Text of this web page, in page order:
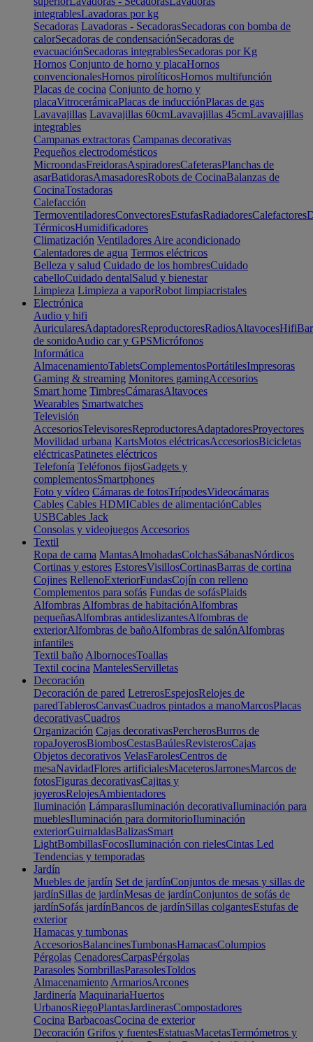
integrablesLavadoras por kg
Secadoras Lavadoras - SecadorasSecadoras con bomba de
calorSecadoras de condensaciónSecadoras de
evacuaciónSecadoras integrablesSecadoras por Kg
Hornos Conjunto de horno y placaHornos
convencionalesHornos pirolíticosHornos multifunción
Placas de cocina Conjunto de horno y
placaVitrocerámicaPlacas de inducciónPlacas de gas
Lavavajillas Lavavajillas 60cmLavavajillas 45cmLavavajillas
integrables
Campanas extractoras Campanas decorativas
Pequeños electrodomésticos
MicroondasFreidorasAspiradoresCafeterasPlanchas de
asarBatidorasAmasadoresRobots de CocinaBalanzas de
CocinaTostadoras
Calefacción
TermoventiladoresConvectoresEstufasRadiadoresCalefactores
TérmicosHumidificadores
Climatización Ventiladores Aire acondicionado
Calentadores de agua Termos eléctricos
Belleza y salud Cuidado de los hombresCuidado
cabelloCuidado dentalSalud y bienestar
Limpieza Limpieza a vaporRobot limpiacristales
Electrónica
Audio y hifi
AuricularesAdaptadoresReproductoresRadiosAltavocesHifi
de sonidoAudio car y GPSMicrófonos
Informática
AlmacenamientoTabletsComplementosPortátilesImpresoras
Gaming & streaming Monitores gamingAccesorios
Smart home TimbresCámarasAltavoces
Wearables Smartwatches
Televisión
AccesoriosTelevisoresReproductoresAdaptadoresProyectores
Movilidad urbana KartsMotos eléctricasAccesoriosBicicletas
eléctricasPatinetes eléctricos
Telefonía Teléfonos fijosGadgets y
complementosSmartphones
Foto y vídeo Cámaras de fotosTrípodesVideocámaras
Cables Cables HDMICables de alimentaciónCables
USBCables Jack
Consolas y videojuegos Accesorios
Textil
Ropa de cama MantasAlmohadasColchasSábanasNórdicos
Cortinas y estores EstoresVisillosCortinasBarras de cortina
Cojines RellenoExteriorFundasCojín con relleno
Complementos para sofás Fundas de sofásPlaids
Alfombras Alfombras de habitaciónAlfombras
pequeñasAlfombras antideslizantesAlfombras de
exteriorAlfombras de bañoAlfombras de salónAlfombras
infantiles
Textil baño AlbornocesToallas
Textil cocina MantelesServilletas
Decoración
Decoración de pared LetrerosEspejosRelojes de
paredTablerosCanvasCuadros pintados a manoMarcosPlacas
decorativasCuadros
Organización Cajas decorativasPercherosBurros de
ropaJoyerosBiombosCestasBaúlesRevisterosCajas
Objetos decorativos VelasFarolesCentros de
mesaNavidadFlores artificialesMaceterosJarronesMarcos de
fotosFiguras decorativasCajitas y
joyerosRelojesAmbientadores
Iluminación LámparasIluminación decorativaIluminación para
mueblesIluminación para dormitorioIluminación
exteriorGuirnaldasBalizasSmart
LightBombillasFocosIluminación con rielesCintas Led
Tendencias y temporadas
Jardín
Muebles de jardín Set de jardínConjuntos de mesas y sillas de
jardínSillas de jardínMesas de jardínConjuntos de sofás de
jardínSofás jardínBancos de jardínSillas colgantesEstufas de
exterior
Hamacas y tumbonas
AccesoriosBalancinesTumbonasHamacasColumpios
Pérgolas CenadoresCarpasPérgolas
Parasoles SombrillasParasolesToldos
Almacenamiento ArmariosArcones
Jardinería MaquinariaHuertos
UrbanosRiegoPlantasJardinerasCompostadores
Cocina BarbacoasCocina de exterior
Decoración Grifos y fuentesEstatuasMacetasTermómetros y